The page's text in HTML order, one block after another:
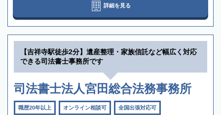
詳細を見る
【吉祥寺駅徒歩2分】遺産整理・家族信託など幅広く対応
できる司法書士事務所です
司法書士法人宮田総合法務事務所
職歴20年以上 オンライン相談可 全国出張対応可